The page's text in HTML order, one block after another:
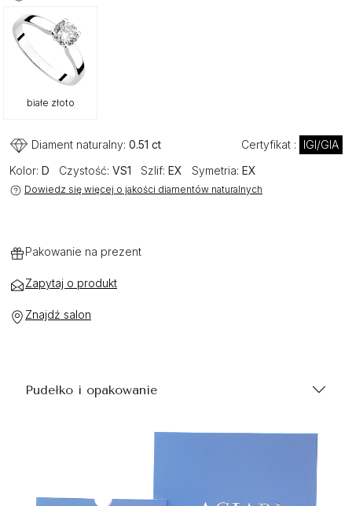
białe złoto
Diament naturalny: 0.51 ct Certyfikat :
IGI/GIA
Kolor: D Czystość: VS1 Szlif: EX Symetria: EX
Dowiedz się więcej o jakości diamentów naturalnych
Pakowanie na prezent
Zapytaj o produkt
Znajdź salon
Pudełko i opakowanie